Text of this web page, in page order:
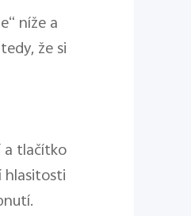
níže a
že si
a tlačítko
hlasitosti